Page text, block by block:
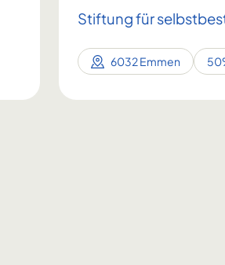
Stiftung für
6032 Emmen